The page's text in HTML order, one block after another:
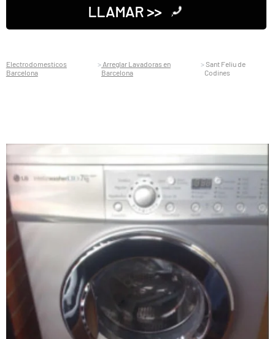
LLAMAR >>
Electrodomesticos
Barcelona
Arreglar Lavadoras en
Barcelona
Sant Feliu de
Codines